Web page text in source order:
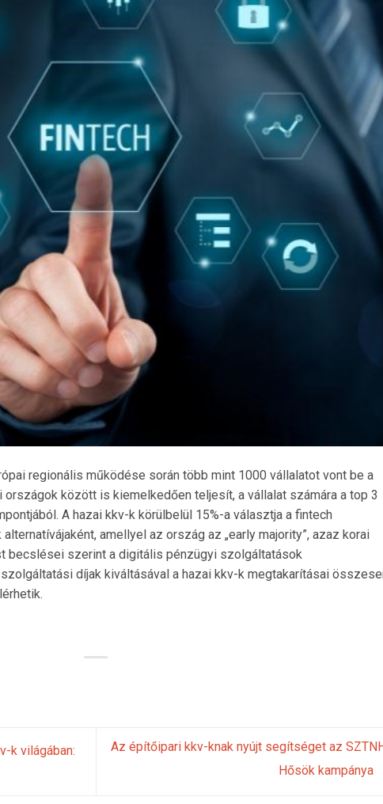
regionális működése során több mint 1000 vállalatot vont be a
országok között is kiemelkedően teljesít, a vállalat számára a top 3
A hazai kkv-k körülbelül 15%-a választja a fintech
amellyel az ország az „early majority”, azaz korai
becslései szerint a digitális pénzügyi szolgáltatások
díjak kiváltásával a hazai kkv-k megtakarításai
k világában:
Az építőipari kkv-knak nyújt segítséget az
Hősök kampánya